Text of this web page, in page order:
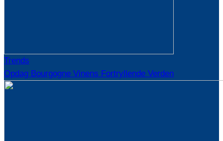
Trends
Opdag Bourgogne Vinens Fortryllende Verden